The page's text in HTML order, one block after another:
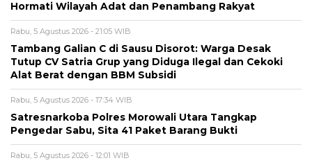
Hormati Wilayah Adat dan Penambang Rakyat
Rabu, 5 Agustus 2026 - 21:05 WIB
Tambang Galian C di Sausu Disorot: Warga Desak
Tutup CV Satria Grup yang Diduga Ilegal dan Cekoki
Alat Berat dengan BBM Subsidi
Rabu, 5 Agustus 2026 - 17:34 WIB
Satresnarkoba Polres Morowali Utara Tangkap
Pengedar Sabu, Sita 41 Paket Barang Bukti
Rabu, 5 Agustus 2026 - 12:01 WIB